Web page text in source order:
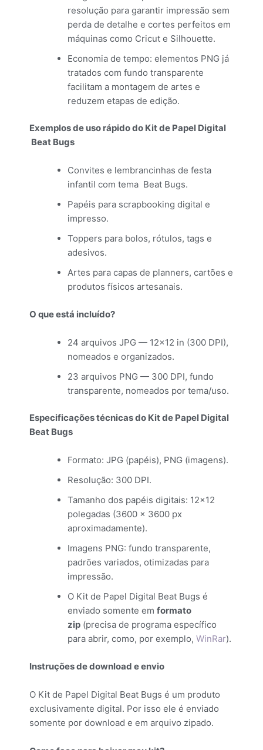
resolução para garantir impressão sem
perda de detalhe e cortes perfeitos em
máquinas como Cricut e Silhouette.
Economia de tempo: elementos PNG já
tratados com fundo transparente
facilitam a montagem de artes e
reduzem etapas de edição.
Exemplos de uso rápido do Kit de Papel Digital
Beat Bugs
Convites e lembrancinhas de festa
infantil com tema Beat Bugs.
Papéis para scrapbooking digital e
impresso.
Toppers para bolos, rótulos, tags e
adesivos.
Artes para capas de planners, cartões e
produtos físicos artesanais.
O que está incluído?
24 arquivos JPG — 12×12 in (300 DPI),
nomeados e organizados.
23 arquivos PNG — 300 DPI, fundo
transparente, nomeados por tema/uso.
Especificações técnicas do Kit de Papel Digital
Beat Bugs
Formato: JPG (papéis), PNG (imagens).
Resolução: 300 DPI.
Tamanho dos papéis digitais: 12×12
polegadas (3600 × 3600 px
aproximadamente).
Imagens PNG: fundo transparente,
padrões variados, otimizadas para
impressão.
O Kit de Papel Digital Beat Bugs é
enviado somente em formato
zip (precisa de programa específico
para abrir, como, por exemplo, WinRar).
Instruções de download e envio
O Kit de Papel Digital Beat Bugs é um produto
exclusivamente digital. Por isso ele é enviado
somente por download e em arquivo zipado.